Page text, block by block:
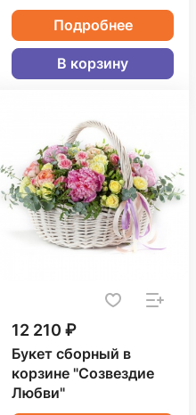
Подробнее
В корзину
12 210 ₽
Букет сборный в
корзине "Созвездие
Любви"